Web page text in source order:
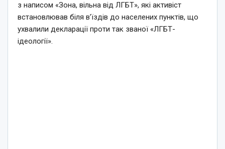
з написом «Зона, вільна від ЛГБТ», які активіст
встановлював біля в’їздів до населених пунктів, що
ухвалили декларації проти так званої «ЛГБТ-
ідеології».